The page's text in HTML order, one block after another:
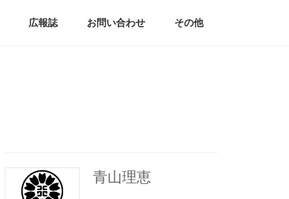
広報誌 お問い合わせ その他
青山理恵